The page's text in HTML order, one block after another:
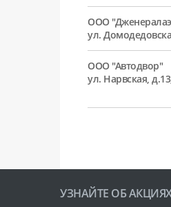
ООО
ул.
ООО "Автодвор"
ул. Нарвская,
УЗНАЙТЕ ОБ